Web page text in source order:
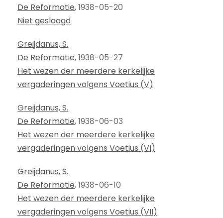
De Reformatie, 1938-05-20
Niet geslaagd
Greijdanus, S.
De Reformatie, 1938-05-27
Het wezen der meerdere kerkelijke
vergaderingen volgens Voetius (V)
Greijdanus, S.
De Reformatie, 1938-06-03
Het wezen der meerdere kerkelijke
vergaderingen volgens Voetius (VI)
Greijdanus, S.
De Reformatie, 1938-06-10
Het wezen der meerdere kerkelijke
vergaderingen volgens Voetius (VII)